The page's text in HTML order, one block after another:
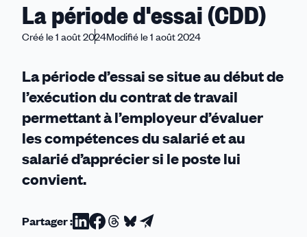
êtes
ici
période
d'essai
La période d'essai (CDD)
Créé le 1 août 2024Modifié le 1 août 2024
La période d’essai se situe au début de
l’exécution du contrat de travail
permettant à l’employeur d’évaluer
les compétences du salarié et au
salarié d’apprécier si le poste lui
convient.
Partager :Partager
Partager
Partager
Partager
Partager